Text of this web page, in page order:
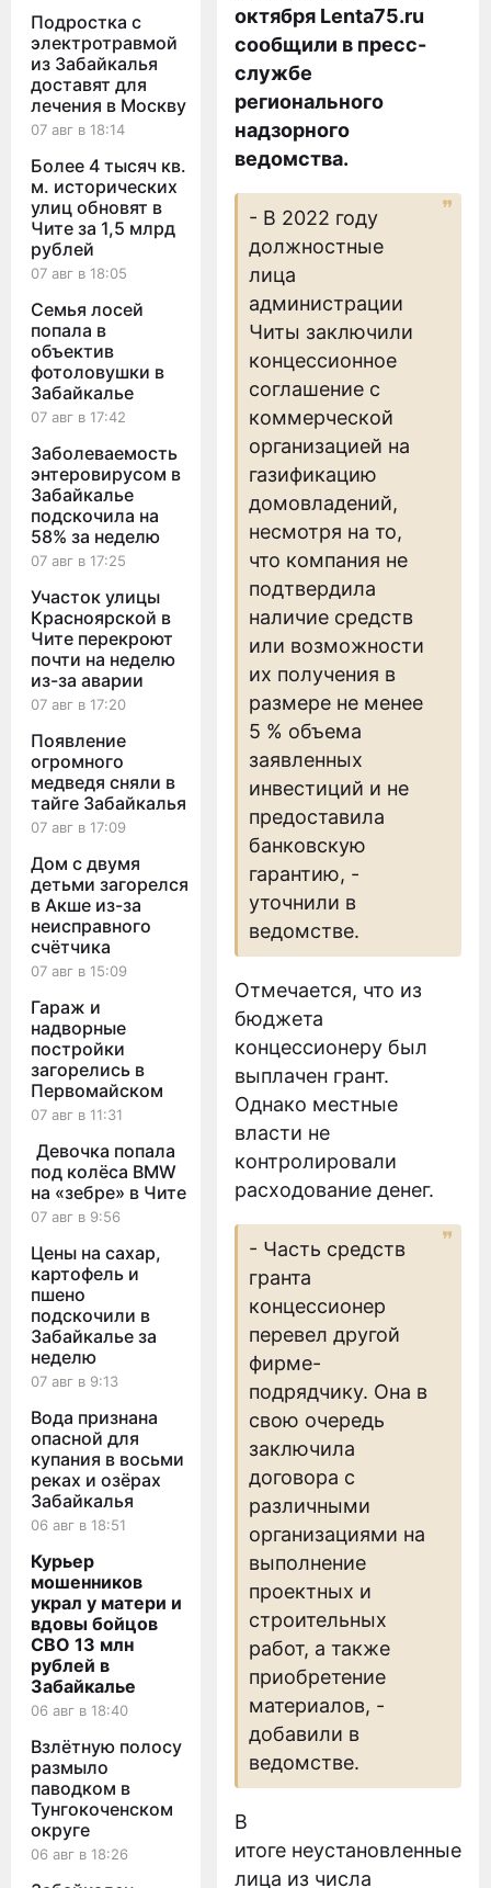
Подростка с
электротравмой
из Забайкалья
доставят для
лечения в Москву
07 авг в 18:14
Более 4 тысяч кв.
м. исторических
улиц обновят в
Чите за 1,5 млрд
рублей
07 авг в 18:05
Семья лосей
попала в
объектив
фотоловушки в
Забайкалье
07 авг в 17:42
Заболеваемость
энтеровирусом в
Забайкалье
подскочила на
58% за неделю
07 авг в 17:25
Участок улицы
Красноярской в
Чите перекроют
почти на неделю
из-за аварии
07 авг в 17:20
Появление
огромного
медведя сняли в
тайге Забайкалья
07 авг в 17:09
Дом с двумя
детьми загорелся
в Акше из-за
неисправного
счётчика
07 авг в 15:09
Гараж и
надворные
постройки
загорелись в
Первомайском
07 авг в 11:31
Девочка попала
под колёса BMW
на «зебре» в Чите
07 авг в 9:56
Цены на сахар,
картофель и
пшено
подскочили в
Забайкалье за
неделю
07 авг в 9:13
Вода признана
опасной для
купания в восьми
реках и озёрах
Забайкалья
06 авг в 18:51
Курьер
мошенников
украл у матери и
вдовы бойцов
СВО 13 млн
рублей в
Забайкалье
06 авг в 18:40
Взлётную полосу
размыло
паводком в
Тунгокоченском
округе
06 авг в 18:26
октября Lenta75.ru
сообщили в пресс-
службе
регионального
надзорного
ведомства.
- В 2022 году
должностные
лица
администрации
Читы заключили
концессионное
соглашение с
коммерческой
организацией на
газификацию
домовладений,
несмотря на то,
что компания не
подтвердила
наличие средств
или возможности
их получения в
размере не менее
5 % объема
заявленных
инвестиций и не
предоставила
банковскую
гарантию, -
уточнили в
ведомстве.
Отмечается, что из
бюджета
концессионеру был
выплачен грант.
Однако местные
власти не
контролировали
расходование денег.
- Часть средств
гранта
концессионер
перевел другой
фирме-
подрядчику. Она в
свою очередь
заключила
договора с
различными
организациями на
выполнение
проектных и
строительных
работ, а также
приобретение
материалов, -
добавили в
ведомстве.
В
итоге неустановленные
лица из числа